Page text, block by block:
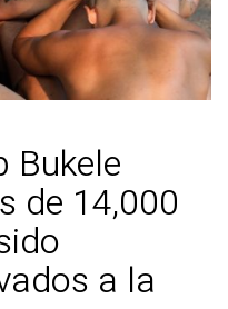
Bukele
de 14,000
a la